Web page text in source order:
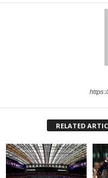
RELATED